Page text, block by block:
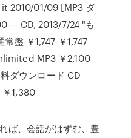
2010/01/09 [MP3 ダ
— CD, 2013/7/24 "も
盤 ￥1,747 ￥1,747
MP3 ￥2,100
ダウンロード CD
￥1,380
ば、会話がはずむ、豊